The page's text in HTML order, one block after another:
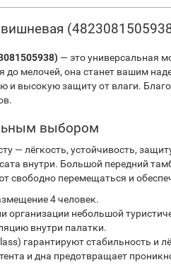
вишневая
— это универсальная
до мелочей, она станет вашим
и высокую защиту от влаги.
выбором
— лёгкость, устойчивость,
внутри. Большой передний
свободно перемещаться и
4 человек.
организации небольшой
внутри палатки.
гарантируют стабильность и
и дна предотвращает